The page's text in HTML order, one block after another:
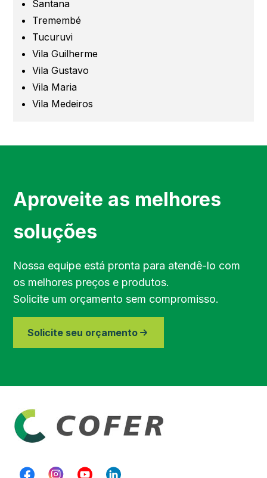
Região do Vale do Paraíba
Região de Piracicaba
Santana
Tremembé
Tucuruvi
Vila Guilherme
Vila Gustavo
Vila Maria
Vila Medeiros
Aproveite as melhores
soluções
Nossa equipe está pronta para atendê-lo com
os melhores preços e produtos.
Solicite um orçamento sem compromisso.
Solicite seu orçamento